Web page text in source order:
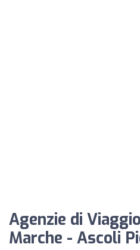
Agenzie di
Marche - Ascoli